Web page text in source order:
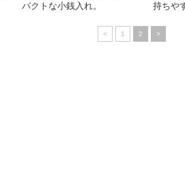
パクトな小銭入れ。
持ちや
< 1 2 >